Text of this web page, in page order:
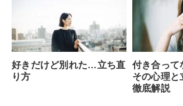
好きだけど別れた…立ち直
り方
付き合っ
その心理と
徹底解説